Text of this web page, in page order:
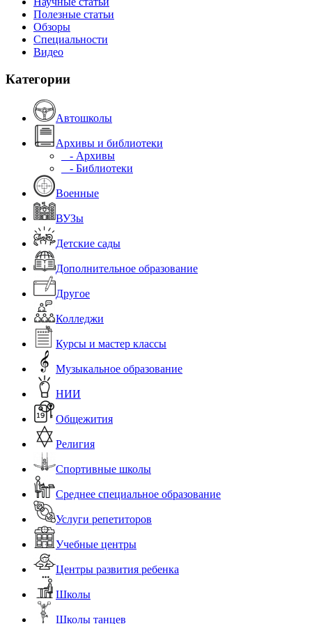
Полезные статьи
Обзоры
Специальности
Видео
Категории
Автошколы
Архивы и библиотеки
- Архивы
- Библиотеки
Военные
ВУЗы
Детские сады
Дополнительное образование
Другое
Колледжи
Курсы и мастер классы
Музыкальное образование
НИИ
Общежития
Религия
Спортивные школы
Среднее специальное образование
Услуги репетиторов
Учебные центры
Центры развития ребенка
Школы
Школы танцев